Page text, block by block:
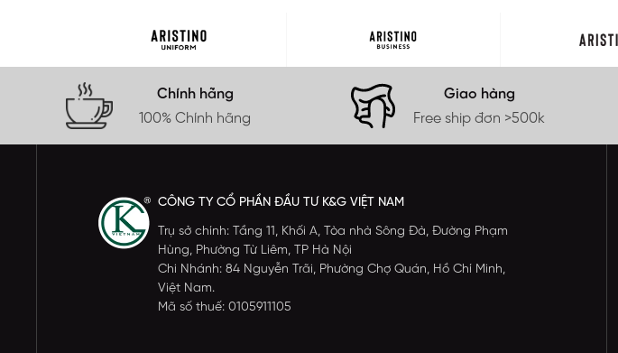
Chính hãng
100% Chính hãng
Giao hàng
Free ship đơn >500k
CÔNG TY CỔ PHẦN ĐẦU TƯ K&G VIỆT NAM
Trụ sở chính: Tầng 11, Khối A, Tòa nhà Sông Đà, Đường Phạm
Hùng, Phường Từ Liêm, TP Hà Nội
Chi Nhánh: 84 Nguyễn Trãi, Phường Chợ Quán, Hồ Chí Minh,
Việt Nam.
Mã số thuế: 0105911105